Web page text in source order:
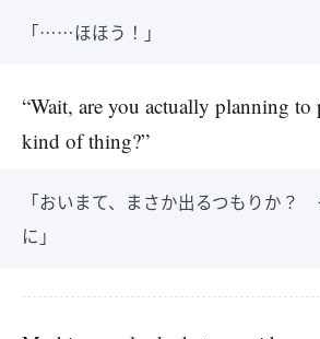
「……ほほう！」
“Wait, are you actually planning to
kind of thing?”
「おいまて、まさか出るつもりか？
に」